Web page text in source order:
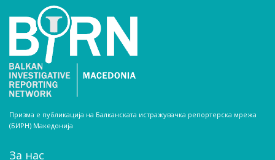
Призма е публикација на Балканската истражувачка репортерска мрежа
(БИРН) Македонија
За нас